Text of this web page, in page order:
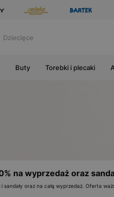
Dziecięce
Buty Torebki i plecaki
na wyprzedaż oraz
sandały oraz na całą wyprzedaż. Oferta